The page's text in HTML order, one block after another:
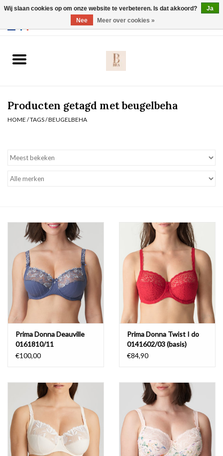
Slip
Nachtmode
Badmode
Lingerie-accessoires
Cadeaubonnen
Producten getagd met beugelbeha
HOME /TAGS/BEUGELBEHA
Prima Donna Deauville
0161810/11
€100,00
Prima Donna Twist I do
0141602/03 (basis)
€84,90
Wij slaan cookies op om onze website te verbeteren. Is dat akkoord?
Ja
Nee
Meer over cookies »
Webshop werkt met EU maten. .